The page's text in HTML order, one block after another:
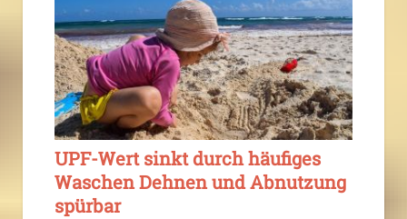
UPF-Wert sinkt durch häufiges
Waschen Dehnen und Abnutzung
spürbar